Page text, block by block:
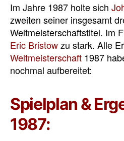
Im Jahre 1987 holte sich
zweiten seiner insgesamt
Weltmeisterschaftstitel. Im
Eric Bristowzu stark. Alle
Weltmeisterschaft 1987
nochmal aufbereitet:
Spielplan &
1987: